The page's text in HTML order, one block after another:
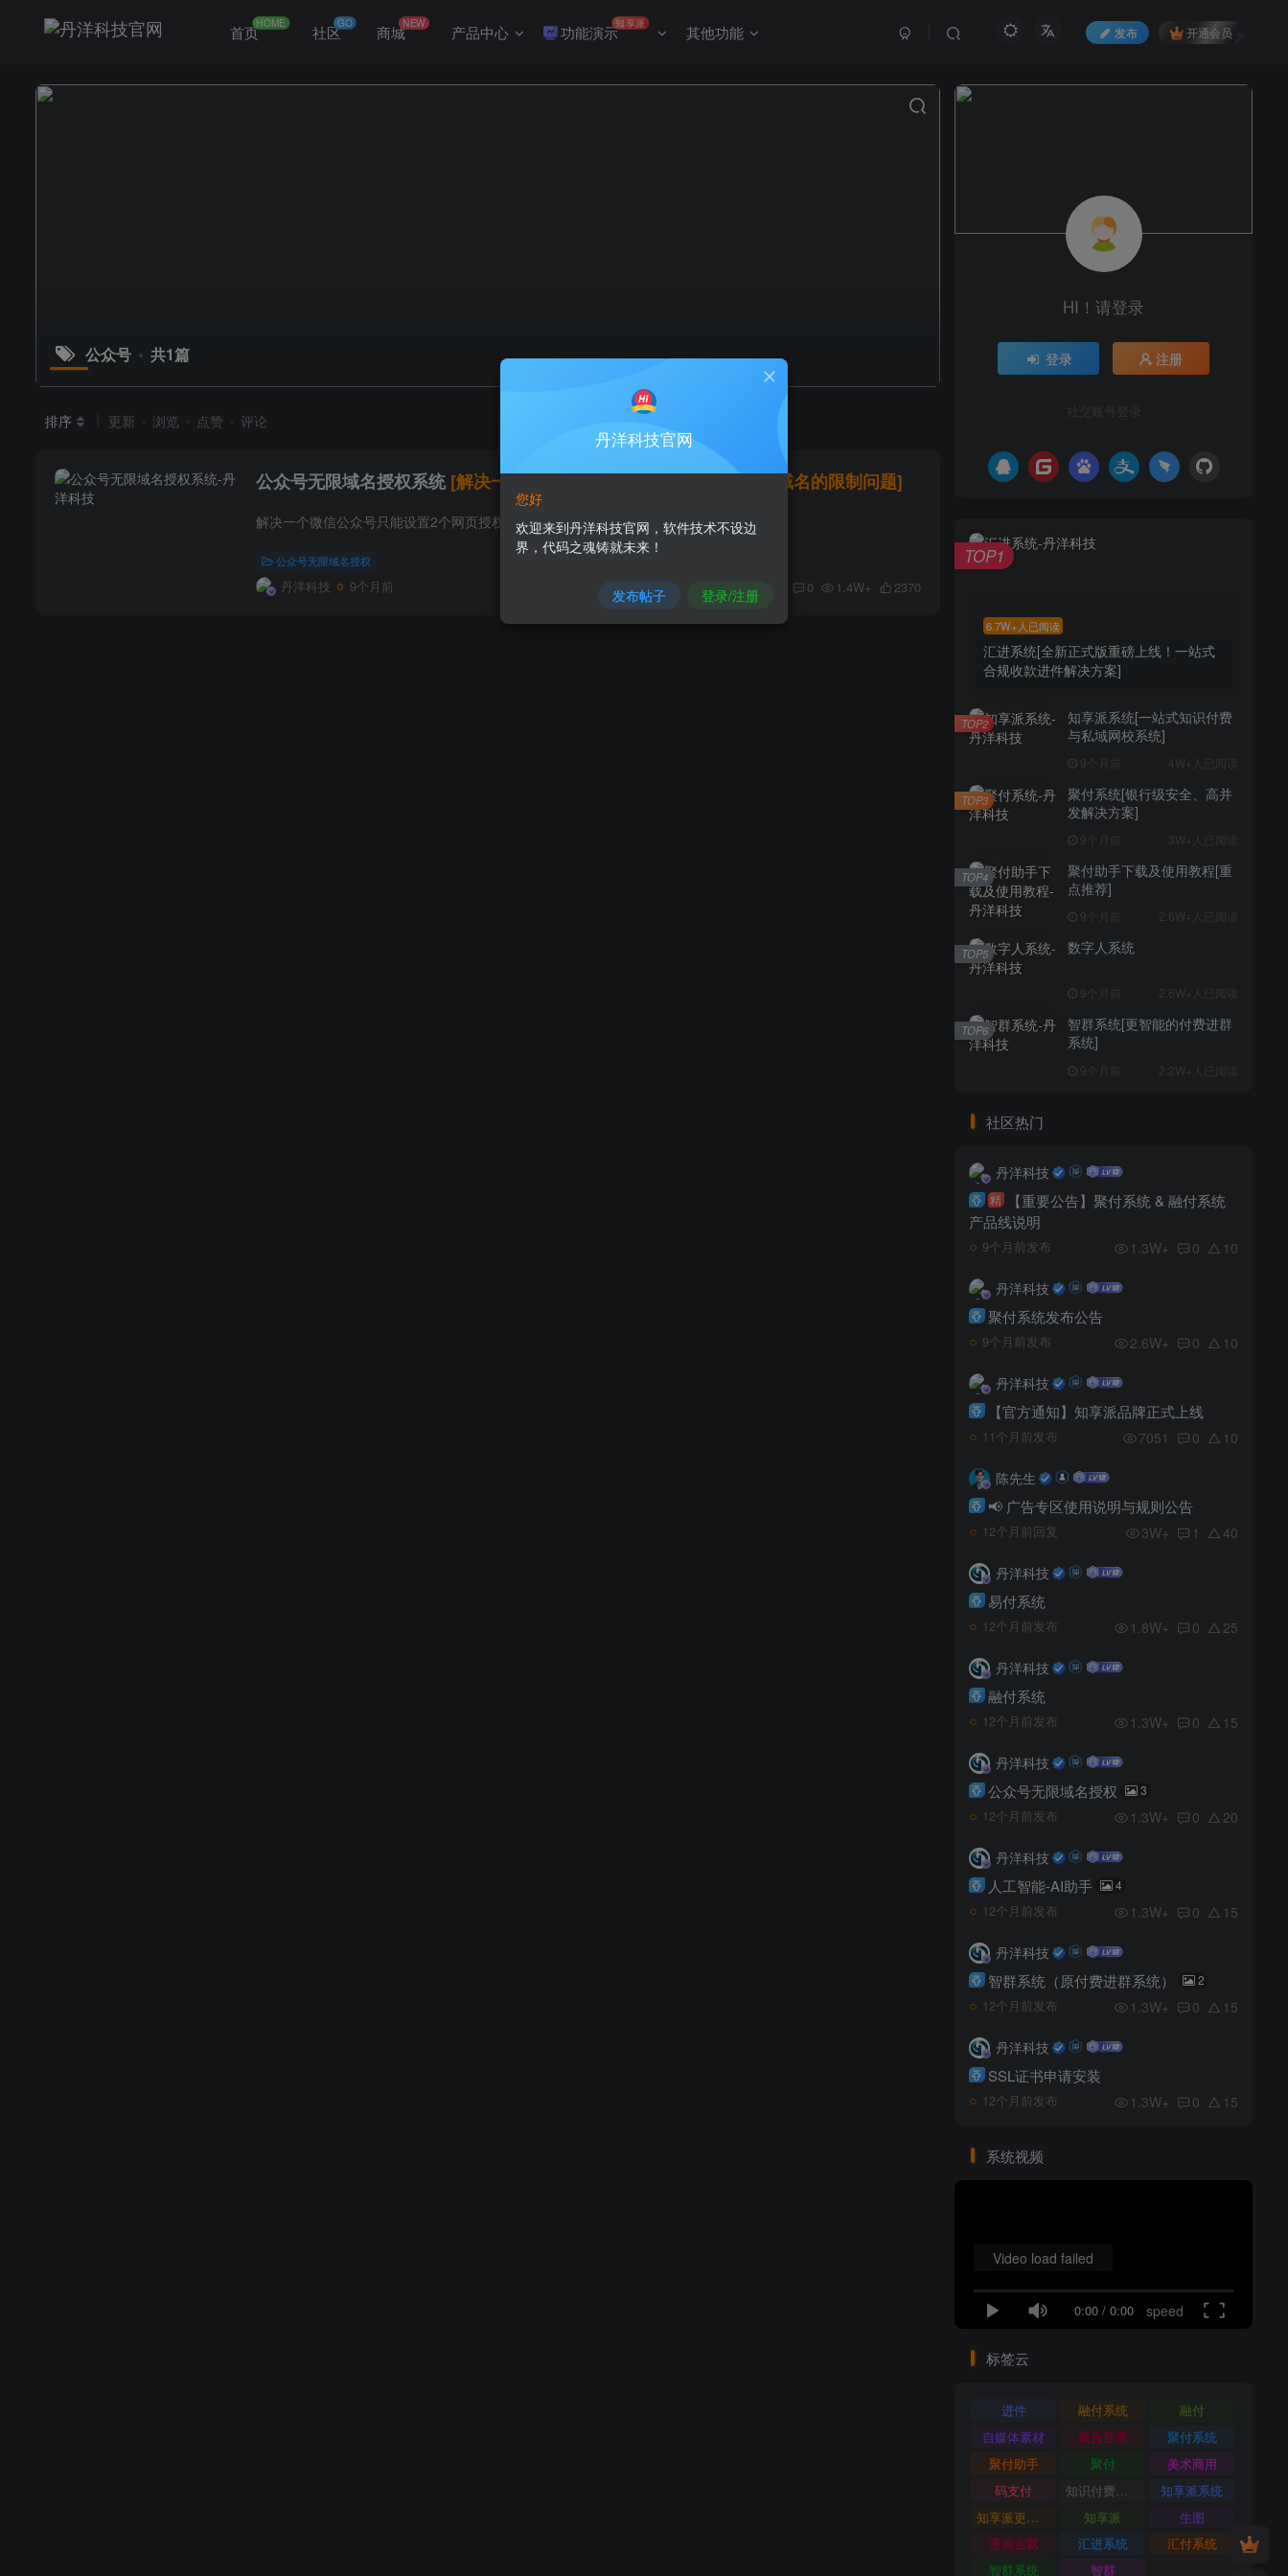
首页HOME 社区GO 商城NEW 产品中心 功能演示知享派 其他功能 发布 开通会员
公众号 共1篇
排序 更新 浏览 点赞 评论
公众号无限域名授权系统[解决一个微信公众号只能设置2个网页授权域名的限制问题]
解决一个微信公众号只能设置2个网页授权域名的限制问题
公众号无限域名授权
丹洋科技 9个月前 0 1.4W+ 2370
HI！请登录
登录 注册
社交账号登录
6.7W+人已阅读
汇进系统[全新正式版重磅上线！一站式
合规收款进件解决方案]
TOP1
知享派系统[一站式知识付费
与私域网校系统]
9个月前 4W+人已阅读
TOP2
聚付系统[银行级安全、高并
发解决方案]
9个月前 3W+人已阅读
TOP3
聚付助手下载及使用教程[重
点推荐]
9个月前 2.6W+人已阅读
TOP4
数字人系统
9个月前 2.6W+人已阅读
TOP5
智群系统[更智能的付费进群
系统]
9个月前 2.2W+人已阅读
TOP6
社区热门
丹洋科技
精
【重要公告】聚付系统 & 融付系统
产品线说明
9个月前发布 1.3W+ 0 10
丹洋科技
聚付系统发布公告
9个月前发布 2.6W+ 0 10
丹洋科技
【官方通知】知享派品牌正式上线
11个月前发布 7051 0 10
陈先生
📢 广告专区使用说明与规则公告
12个月前回复 3W+ 1 40
丹洋科技
易付系统
12个月前发布 1.8W+ 0 25
丹洋科技
融付系统
12个月前发布 1.3W+ 0 15
丹洋科技
公众号无限域名授权 3
12个月前发布 1.3W+ 0 20
丹洋科技
人工智能-AI助手 4
12个月前发布 1.3W+ 0 15
丹洋科技
智群系统（原付费进群系统） 2
12个月前发布 1.3W+ 0 15
丹洋科技
SSL证书申请安装
12个月前发布 1.3W+ 0 15
系统视频
0:00 / 0:00 speed
Video load failed
标签云
进件 融付系统
融付
自媒体素材
聚合登录
聚付系统
聚付助手
聚付
美术商用
码支付
知享派系统
知享派更新日志
知享派
生图
漫画连载
汇进系统
汇付系统
智群系统
智群
丹洋科技官网
您好
欢迎来到丹洋科技官网，软件技术不设边
界，代码之魂铸就未来！
发布帖子 登录/注册